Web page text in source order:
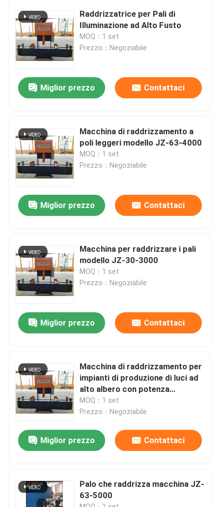
Prodotti
Chi Siamo
Visita alla fabbrica
Contattaci
Notizie
Casi
freno della pressa idraulica di CNC
Raddrizzatrice per Pali di
Illuminazione ad Alto Fusto
MOQ：1 set
Prezzo：Negoziabile
Miglior prezzo Contattaci
Macchina di raddrizzamento a
poli leggeri modello JZ-63-4000
MOQ：1 set
Prezzo：Negoziabile
Miglior prezzo Contattaci
Macchina per raddrizzare i pali
modello JZ-30-3000
MOQ：1 set
Prezzo：Negoziabile
Miglior prezzo Contattaci
Macchina di raddrizzamento per
impianti di produzione di luci ad
alto albero con potenza
massima di 100 poli/ora
MOQ：1 set
Prezzo：Negoziabile
Miglior prezzo Contattaci
Palo che raddrizza macchina JZ-
63-5000